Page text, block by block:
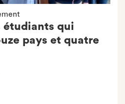
étudiants qui
pays et quatre